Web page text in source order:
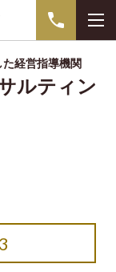
経営指導機関
ルティン